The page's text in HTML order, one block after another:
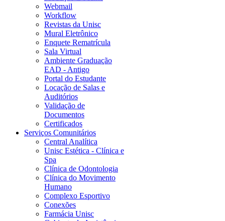
Webmail
Workflow
Revistas da Unisc
Mural Eletrônico
Enquete Rematrícula
Sala Virtual
Ambiente Graduação
EAD - Antigo
Portal do Estudante
Locação de Salas e
Auditórios
Validação de
Documentos
Certificados
Serviços Comunitários
Central Analítica
Unisc Estética - Clínica e
Spa
Clínica de Odontologia
Clínica do Movimento
Humano
Complexo Esportivo
Conexões
Farmácia Unisc